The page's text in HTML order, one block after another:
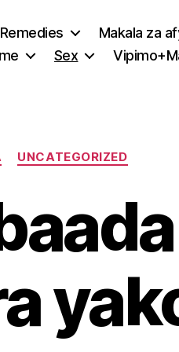
Makala za
Sex
UNCATEGORIZED